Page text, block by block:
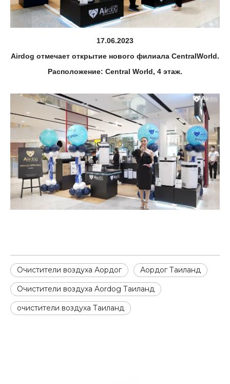
17.06.2023
Airdog отмечает открытие нового филиала CentralWorld.
Расположение: Central World, 4 этаж.
Очистители воздуха Аордог Аордог Таиланд
Очистители воздуха Aordog Таиланд
очистители воздуха Таиланд